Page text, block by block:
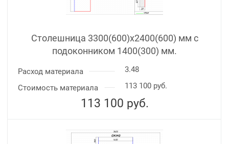
Столешница 3300(600)х2400(600) мм с
подоконником 1400(300) мм.
Расход материала
3.48
Стоимость материала
113 100 руб.
113 100 руб.